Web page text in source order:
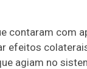
contaram com
efeitos
agiam no